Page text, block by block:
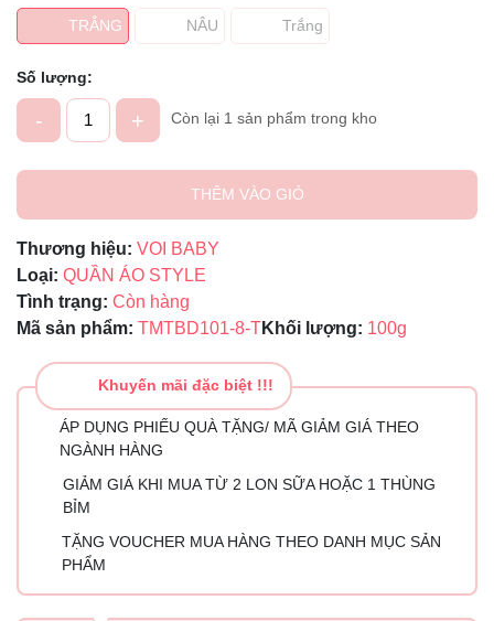
TRẮNG
NÂU Trắng
Số lượng:
- + Còn lại 1 sản phẩm trong kho
THÊM VÀO GIỎ
Thương hiệu: VOI BABY
Loại: QUẦN ÁO STYLE
Tình trạng: Còn hàng
Mã sản phẩm: TMTBD101-8-TKhối lượng: 100g
Khuyến mãi đặc biệt !!!
ÁP DỤNG PHIẾU QUÀ TẶNG/ MÃ GIẢM GIÁ THEO
NGÀNH HÀNG
GIẢM GIÁ KHI MUA TỪ 2 LON SỮA HOẶC 1 THÙNG
BỈM
TẶNG VOUCHER MUA HÀNG THEO DANH MỤC SẢN
PHẨM